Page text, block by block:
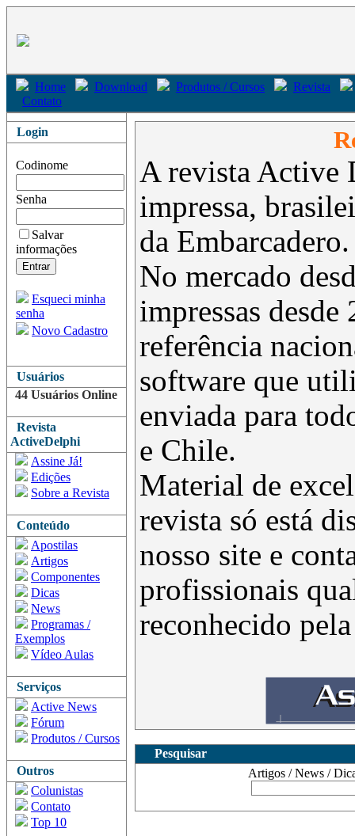
Home Download Produtos / Cursos
Revista
Contato
Login
Codinome
Senha
Salvar
informações
Esqueci minha
senha
Novo Cadastro
Usuários
44 Usuários Online
Revista
ActiveDelphi
Assine Já!
Edições
Sobre a Revista
Conteúdo
Apostilas
Artigos
Componentes
Dicas
News
Programas /
Exemplos
Vídeo Aulas
Serviços
Active News
Fórum
Produtos / Cursos
Outros
Colunistas
Contato
Top 10
A revista Active
impressa,
da Embarcadero.
No mercado
impressas
referência
software que
enviada para
e Chile.
Material de
revista só está
nosso site e
profissionais
reconhecido
Pesquisar
Artigos / News /